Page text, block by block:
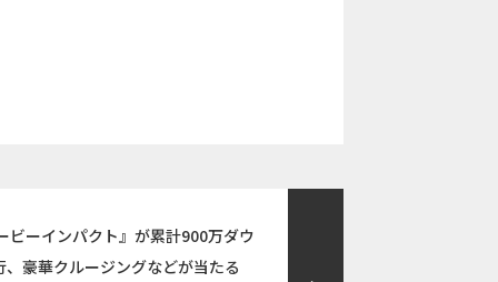
ビーインパクト』が累計900万ダウ
豪華クルージングなどが当たる